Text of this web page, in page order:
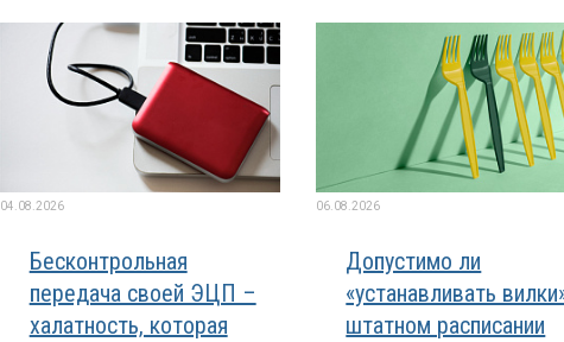
04.08.2026
Бесконтрольная
передача своей ЭЦП –
халатность, которая
06.08.2026
Допустимо ли
«устанавливать
штатном расписании